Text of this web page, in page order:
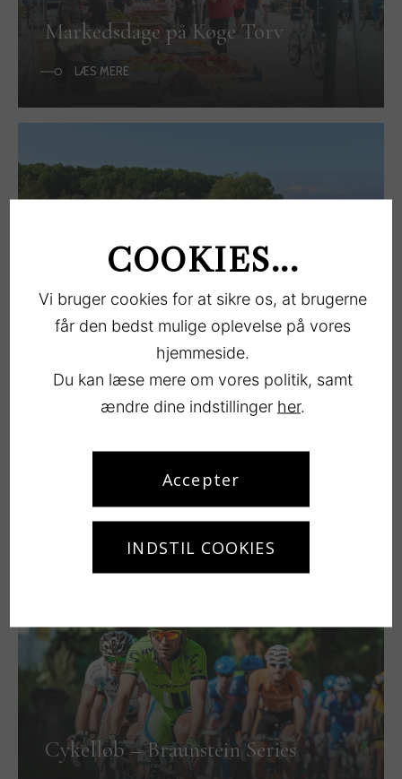
Markedsdage på Køge Torv
LÆS MERE
Veteranbiltræf
LÆS MERE
Musik i Køge
Cykelløb – Braunstein Series
COOKIES...
Vi bruger cookies for at sikre os, at brugerne
får den bedst mulige oplevelse på vores
hjemmeside.
Du kan læse mere om vores politik, samt
ændre dine indstillinger her.
INDSTIL COOKIES
Accepter